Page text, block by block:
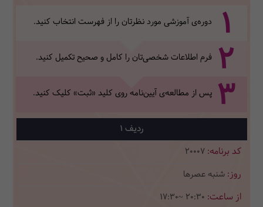
1 دوره‌ی آموزشی مورد نظرتان را از فهرست انتخاب کنید.
2 فرم اطلاعات شخصی‌تان‌ را کامل و صحیح تکمیل کنید.
3 پس از مطالعه‌ی آیین‌نامه روی کلید «ثبت» کلیک کنید.
1
20007
شنبه عصرها
17:30~ 20:30